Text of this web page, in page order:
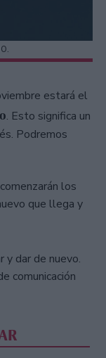
estará el
. Esto significa un
Podremos
los
que llega y
y dar de nuevo.
comunicación